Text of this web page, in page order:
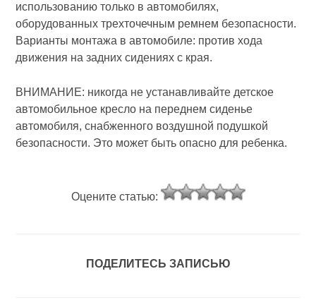
использованию только в автомобилях,
оборудованных трехточечным ремнем безопасности.
Варианты монтажа в автомобиле: против хода
движения на задних сидениях с края.
ВНИМАНИЕ: никогда не устанавливайте детское
автомобильное кресло на переднем сиденье
автомобиля, снабженного воздушной подушкой
безопасности. Это может быть опасно для ребенка.
Оцените статью:
ПОДЕЛИТЕСЬ ЗАПИСЬЮ